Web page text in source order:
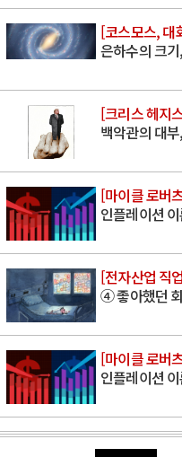
[코스모스, 대
은하수의 크
[크리스 헤지
백악관의 대
[마이클 로버
인플레이션
[전자산업 직
④ 좋아했던
[마이클 로버
인플레이션